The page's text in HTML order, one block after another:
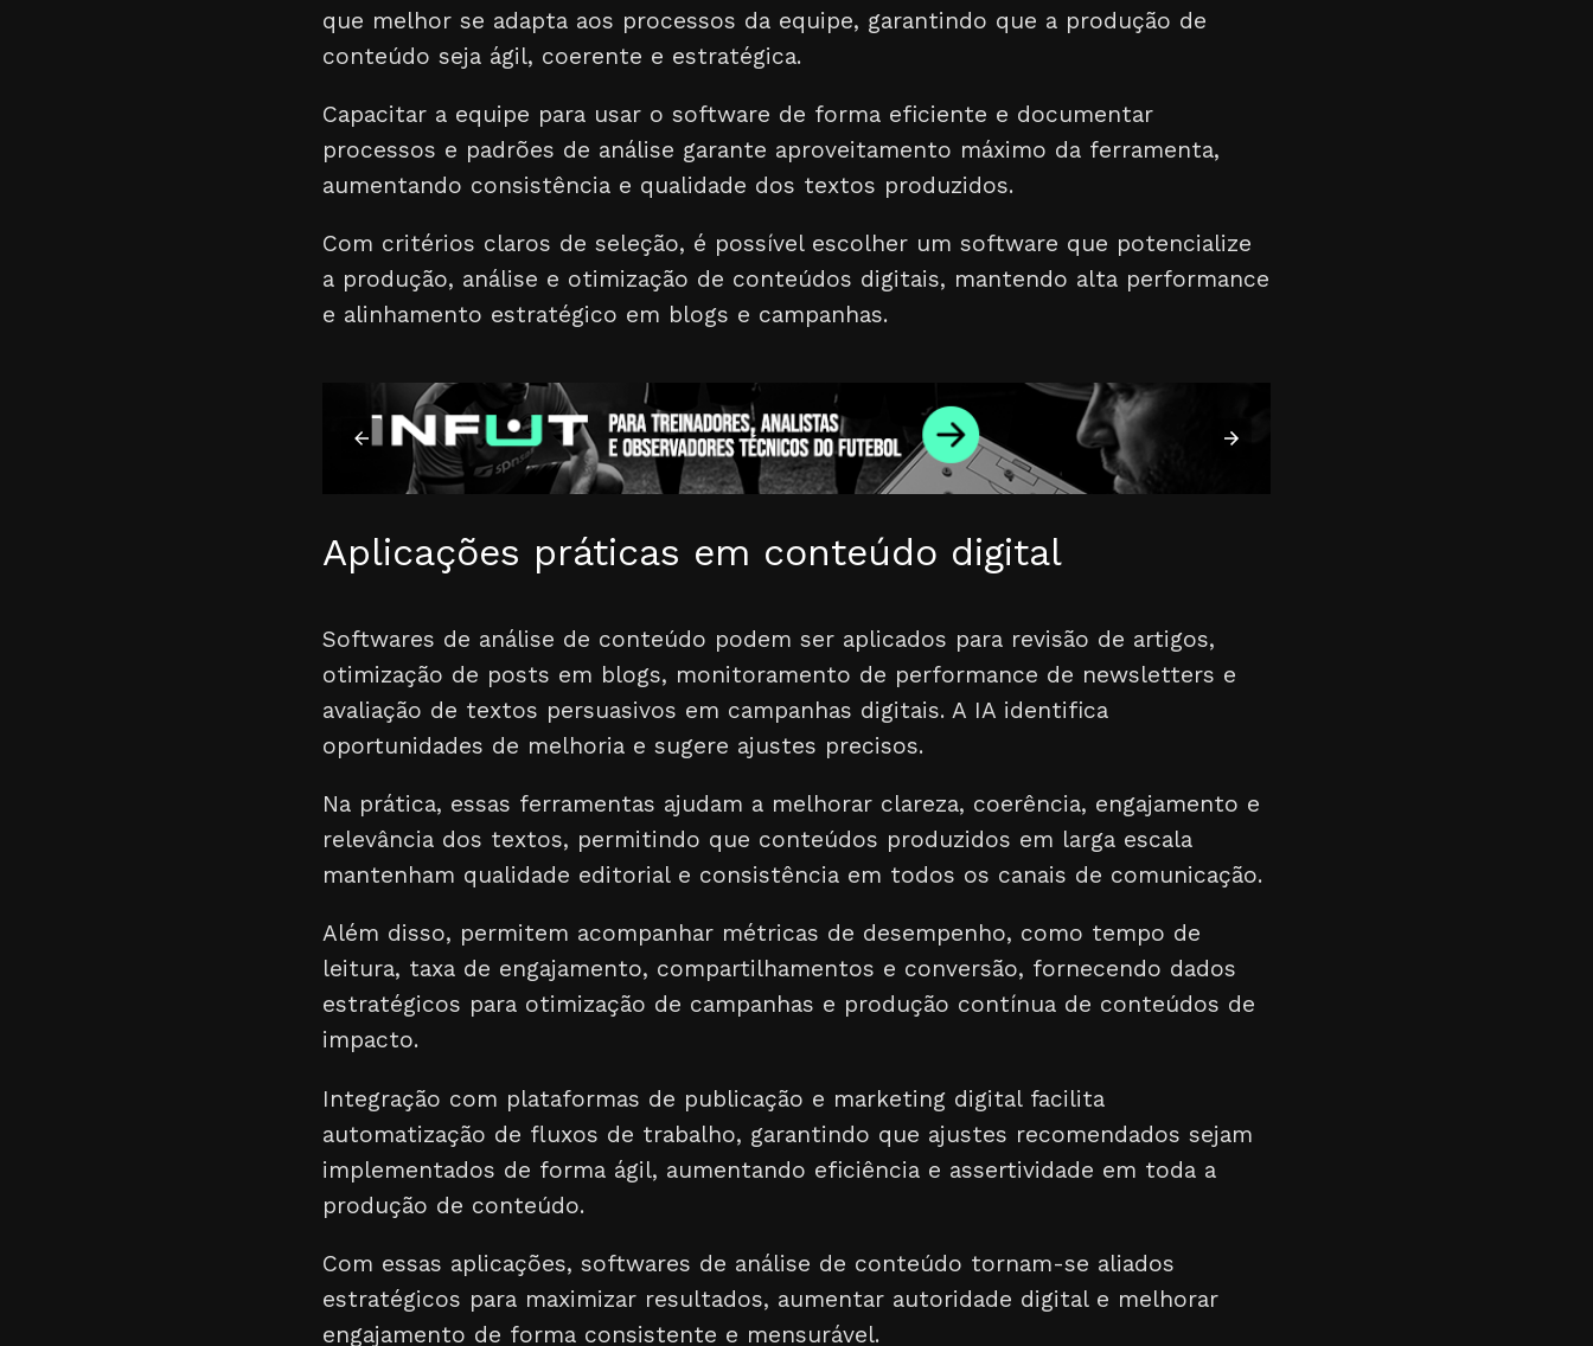
que melhor se adapta aos processos da equipe, garantindo que a produção de
conteúdo seja ágil, coerente e estratégica.
Capacitar a equipe para usar o software de forma eficiente e documentar
processos e padrões de análise garante aproveitamento máximo da ferramenta,
aumentando consistência e qualidade dos textos produzidos.
Com critérios claros de seleção, é possível escolher um software que potencialize
a produção, análise e otimização de conteúdos digitais, mantendo alta performance
e alinhamento estratégico em blogs e campanhas.
Aplicações práticas em conteúdo digital
Softwares de análise de conteúdo podem ser aplicados para revisão de artigos,
otimização de posts em blogs, monitoramento de performance de newsletters e
avaliação de textos persuasivos em campanhas digitais. A IA identifica
oportunidades de melhoria e sugere ajustes precisos.
Na prática, essas ferramentas ajudam a melhorar clareza, coerência, engajamento e
relevância dos textos, permitindo que conteúdos produzidos em larga escala
mantenham qualidade editorial e consistência em todos os canais de comunicação.
Além disso, permitem acompanhar métricas de desempenho, como tempo de
leitura, taxa de engajamento, compartilhamentos e conversão, fornecendo dados
estratégicos para otimização de campanhas e produção contínua de conteúdos de
impacto.
Integração com plataformas de publicação e marketing digital facilita
automatização de fluxos de trabalho, garantindo que ajustes recomendados sejam
implementados de forma ágil, aumentando eficiência e assertividade em toda a
produção de conteúdo.
Com essas aplicações, softwares de análise de conteúdo tornam-se aliados
estratégicos para maximizar resultados, aumentar autoridade digital e melhorar
engajamento de forma consistente e mensurável.